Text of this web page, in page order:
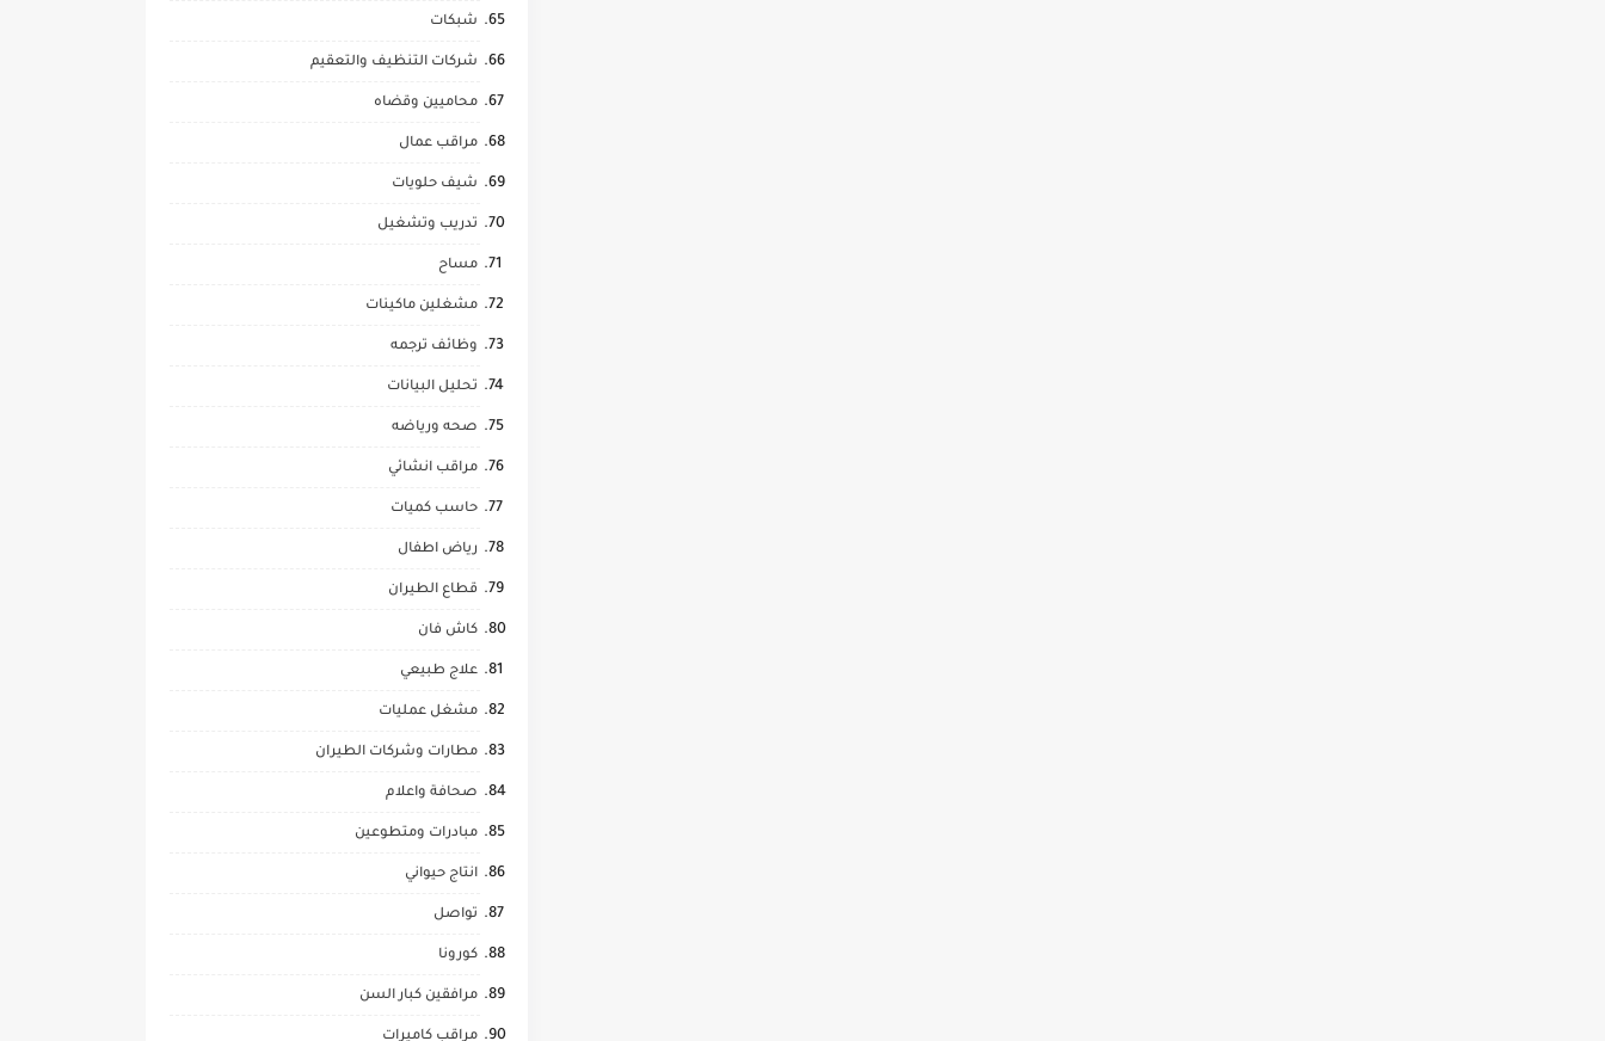
شبكات
شركات التنظيف والتعقيم
محاميين وقضاه
مراقب عمال
شيف حلويات
تدريب وتشغيل
مساح
مشغلين ماكينات
وظائف ترجمه
تحليل البيانات
صحه ورياضه
مراقب انشائي
حاسب كميات
رياض اطفال
قطاع الطيران
كاش فان
علاج طبيعي
مشغل عمليات
مطارات وشركات الطيران
صحافة واعلام
مبادرات ومتطوعين
انتاج حيواني
تواصل
كورونا
مرافقين كبار السن
مراقب كاميرات